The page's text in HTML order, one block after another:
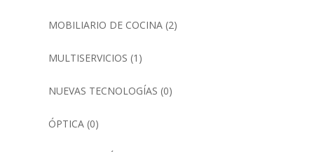
MOBILIARIO DE COCINA(2)
MULTISERVICIOS (1)
NUEVAS TECNOLOGÍAS (0)
ÓPTICA(0)